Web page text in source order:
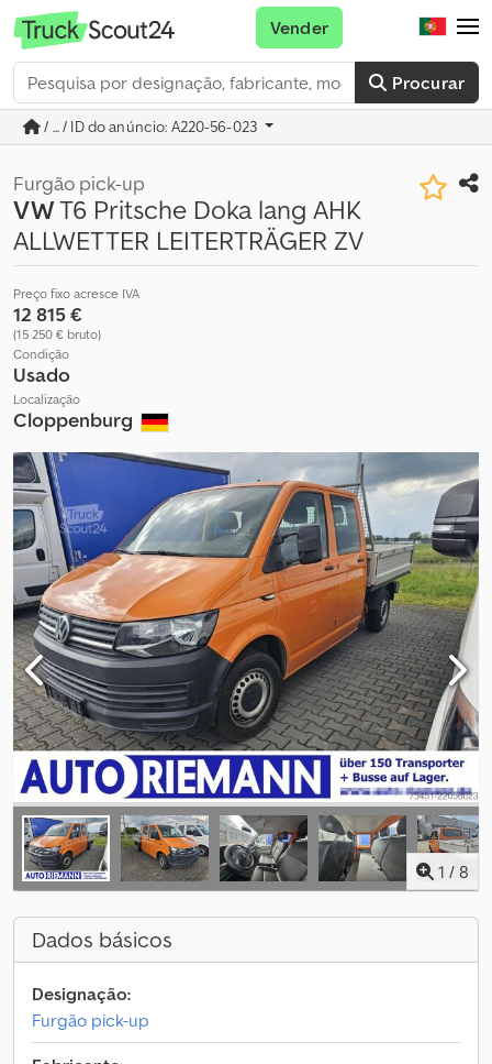
Procurar
Vender
/ ... / ID do anúncio: A220-56-023
Furgão pick-up
VWT6 Pritsche Doka lang AHK
ALLWETTER LEITERTRÄGER ZV
Preço fixo acresce IVA
12 815 €
(15 250 € bruto)
Condição
Usado
Localização
Cloppenburg
1 / 8
Dados básicos
Designação:
Furgão pick-up